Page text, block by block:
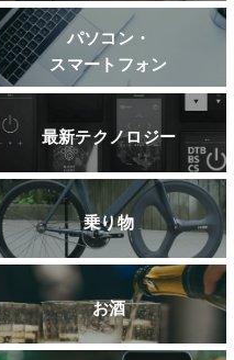
パソコン・
スマートフォン
最新テクノロジー
乗り物
お酒